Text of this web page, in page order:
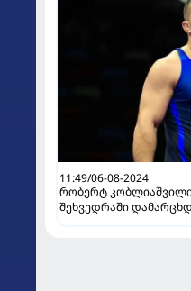
11:49/06-08-2024
რობერტ
შეხვედრაში